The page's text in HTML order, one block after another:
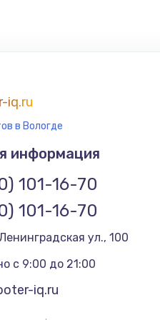
iq.ru
в Вологде
информация
101-16-70
101-16-70
ул., 100
с 9:00 до 21:00
iq.ru